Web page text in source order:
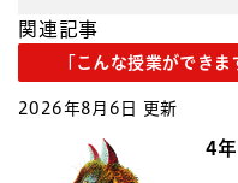
関連記事
「こんな授業ができ
2026年8月6日 更新
4